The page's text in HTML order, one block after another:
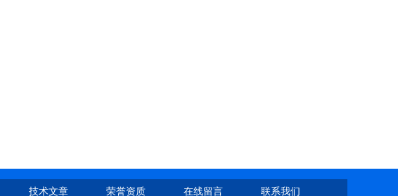
技术文章 荣誉资质 在线留言 联系我们